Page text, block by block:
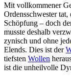
Mit vollkommener
Ordensschwester
Schöpfung – doch
musste deshalb
zynisch und ohne
Elends. Dies ist der
tiefsten Wollen
ist die unheilvolle